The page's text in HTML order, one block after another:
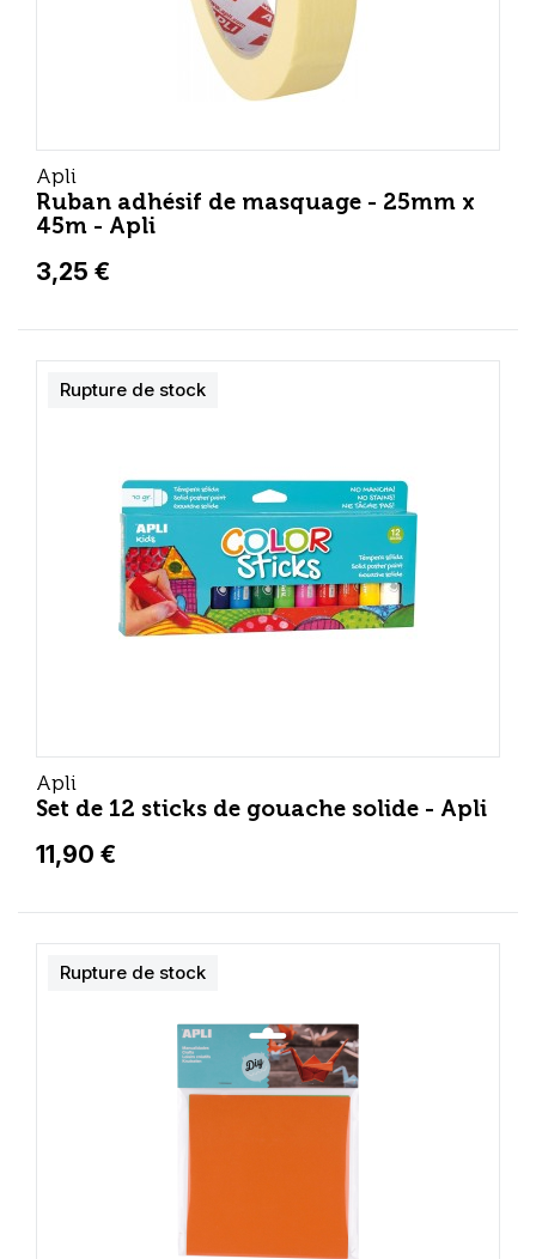
Apli
Ruban adhésif de masquage - 25mm x
45m - Apli
3,25 €
Apli
Set de 12 sticks de gouache solide - Apli
11,90 €
Rupture de stock
Rupture de stock